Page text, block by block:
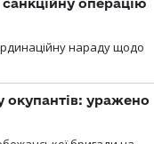
нараду щодо
окупантів: уражено